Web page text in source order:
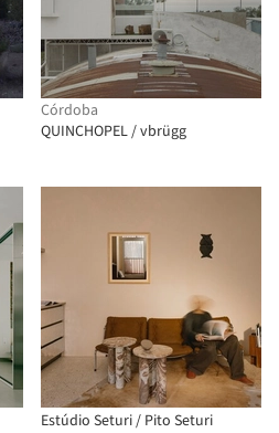
Córdoba
QUINCHOPEL / vbrügg
Estúdio Seturi / Pito Seturi